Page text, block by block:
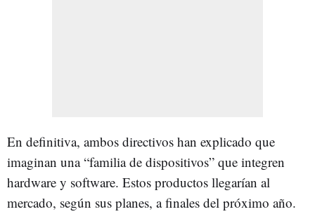
En definitiva, ambos directivos han explicado que
imaginan una “familia de dispositivos” que integren
hardware y software. Estos productos llegarían al
mercado, según sus planes, a finales del próximo año.